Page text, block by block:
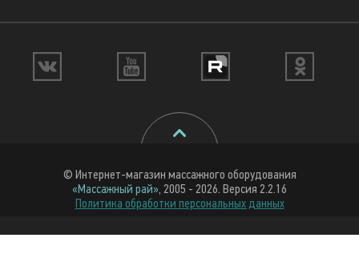
© Интернет-магазин массажного оборудования
«Массажный рай», 2005 - 2026. Версия 2.2.16
Политика обработки персональных данных